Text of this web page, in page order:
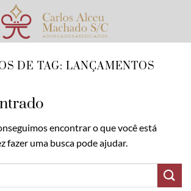
DE TAG: LANÇAMENTOS
encontrar o que você está
fazer uma busca pode ajudar.